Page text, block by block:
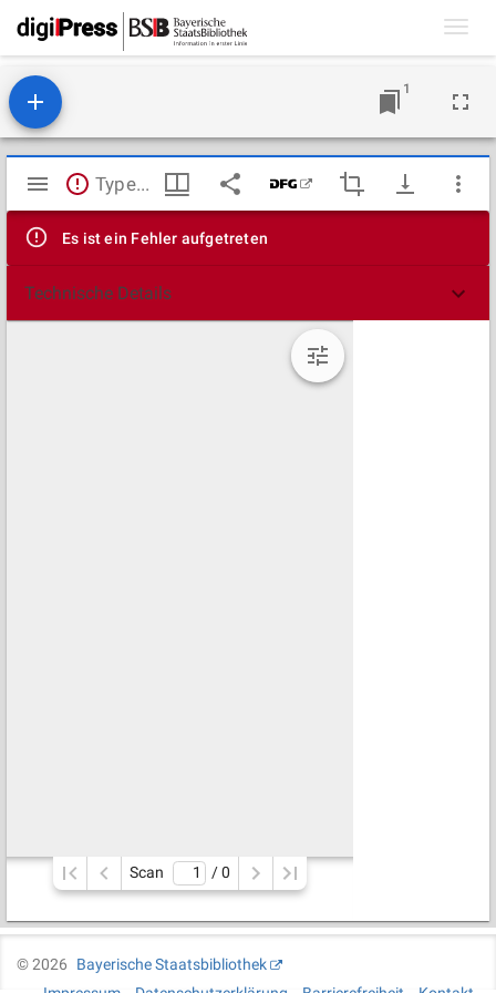
1
Mirador
Viewer
TypeError: Failed to fetch
Es ist ein Fehler aufgetreten
Technische Details
Scan / 0
©2026
Bayerische Staatsbibliothek